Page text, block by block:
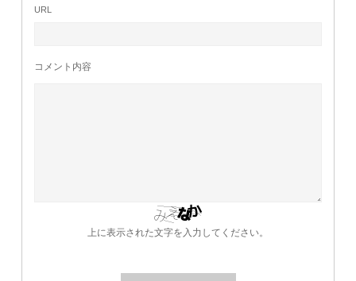
URL
コメント内容
上に表示された文字を入力してください。